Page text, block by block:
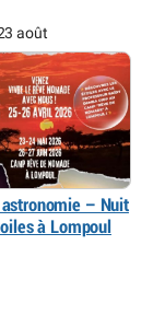
août
– Nuit
à Lompoul